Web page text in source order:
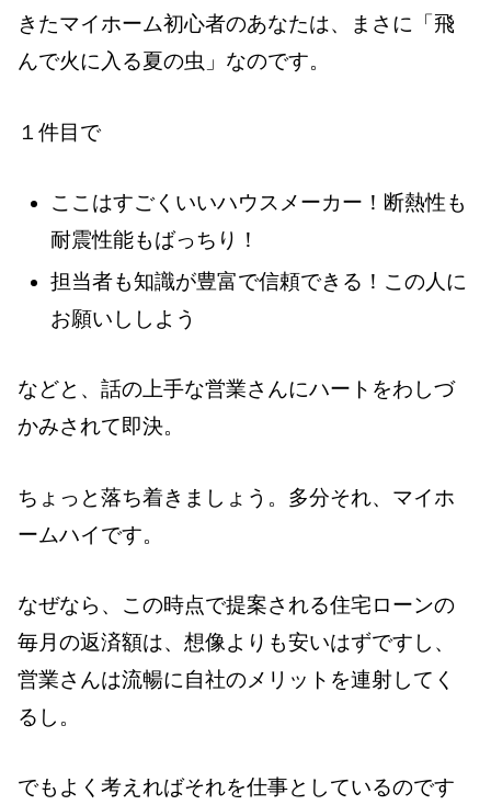
きたマイホーム初心者のあなたは、まさに「飛
んで火に入る夏の虫」なのです。
１件目で
ここはすごくいいハウスメーカー！断熱性も
耐震性能もばっちり！
担当者も知識が豊富で信頼できる！この人に
お願いししよう
などと、話の上手な営業さんにハートをわしづ
かみされて即決。
ちょっと落ち着きましょう。多分それ、マイホ
ームハイです。
なぜなら、この時点で提案される住宅ローンの
毎月の返済額は、想像よりも安いはずですし、
営業さんは流暢に自社のメリットを連射してく
るし。
でもよく考えればそれを仕事としているのです